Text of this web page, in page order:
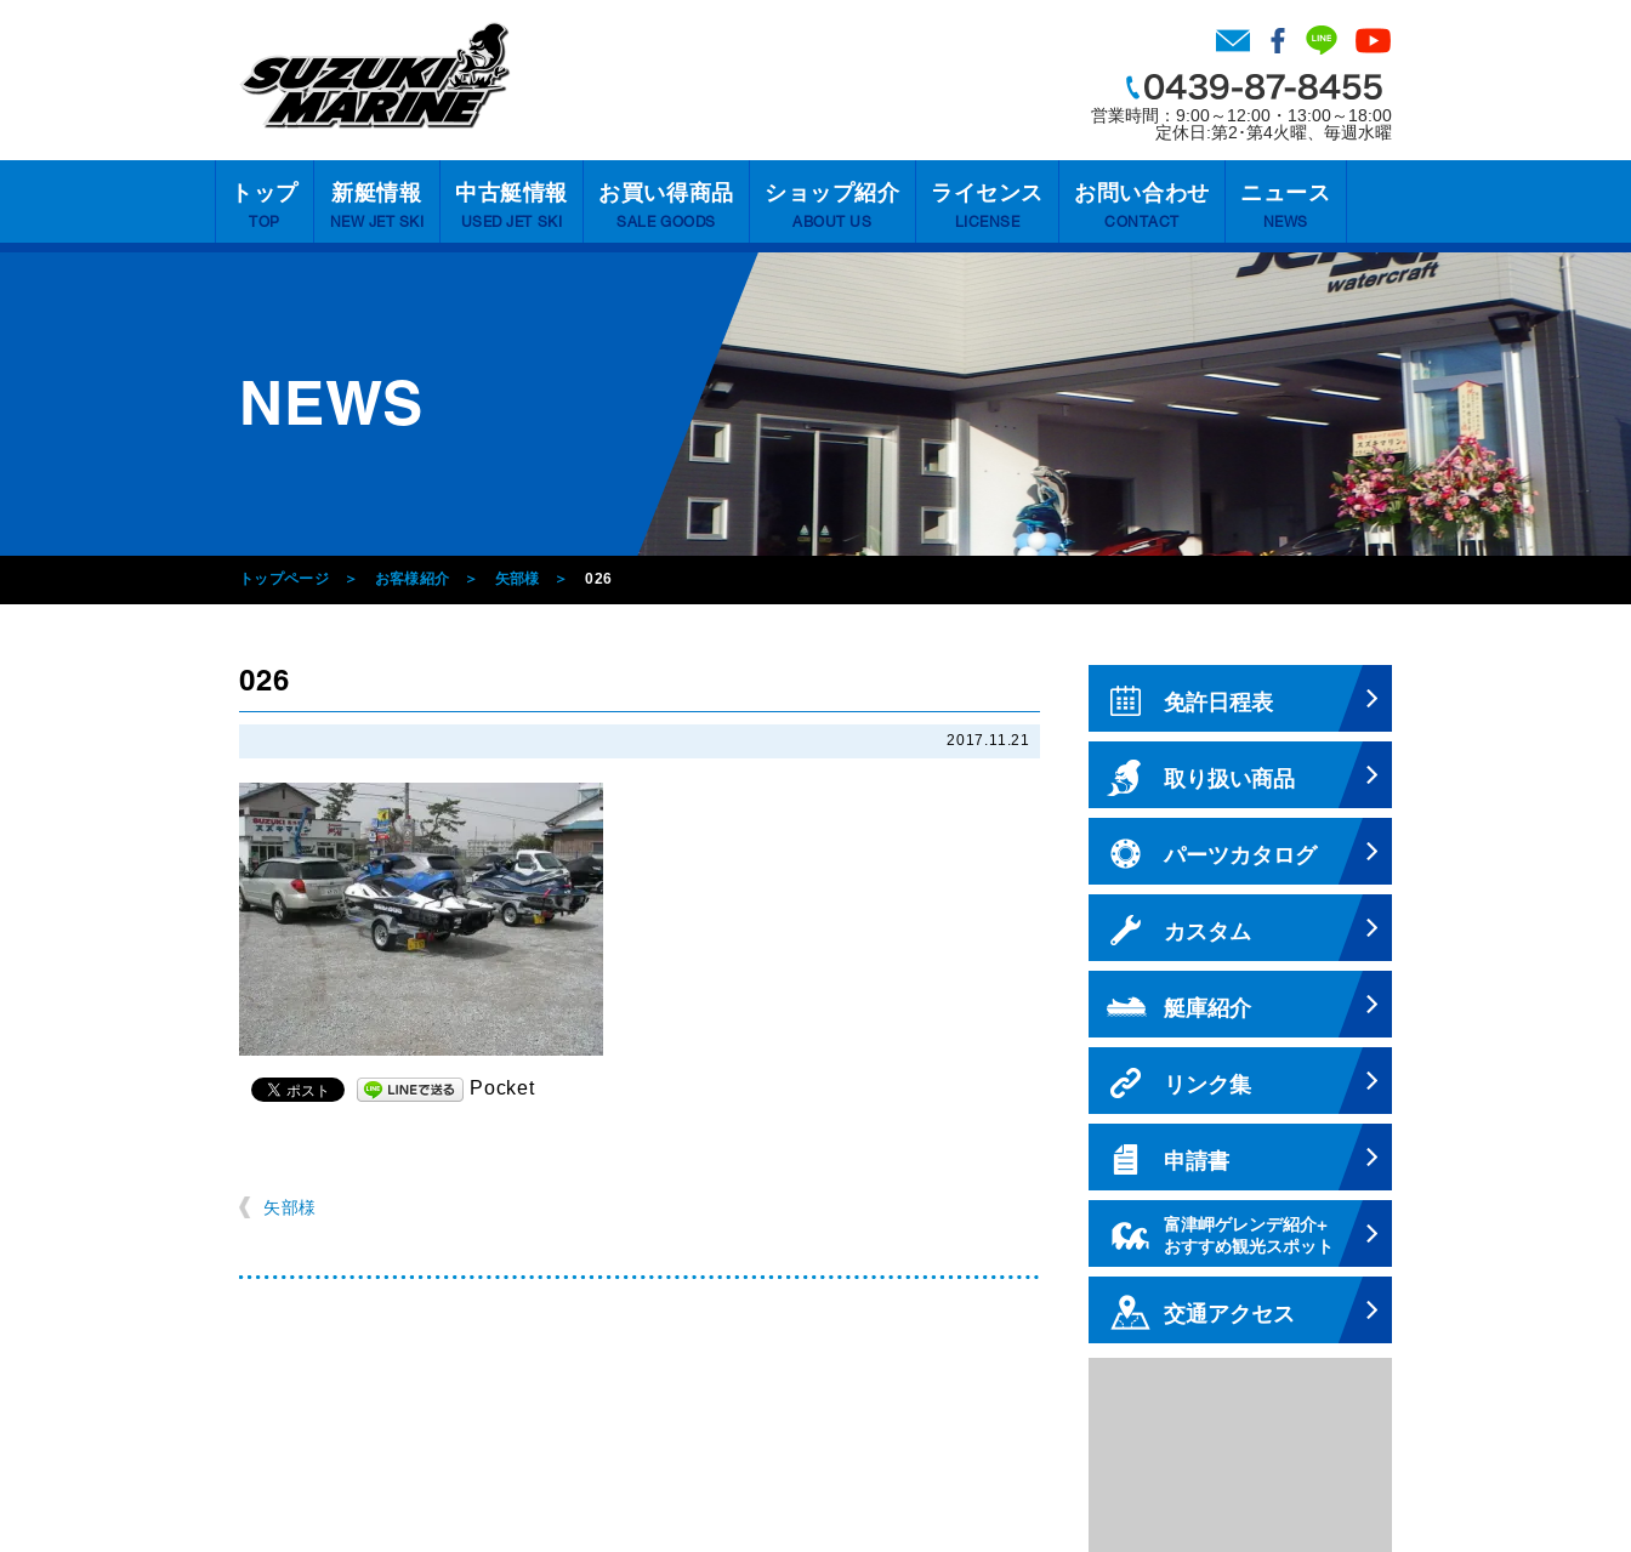
営業時間：9:00～12:00・13:00～18:00
定休日:第2･第4火曜、毎週水曜
トップ
TOP
新艇情報
NEW JET SKI
中古艇情報
USED JET SKI
お買い得商品
SALE GOODS
ショップ紹介
ABOUT US
ライセンス
LICENSE
お問い合わせ
CONTACT
ニュース
NEWS
NEWS
トップページ お客様紹介 矢部様 026
026
2017.11.21
Pocket
矢部様
免許日程表
取り扱い商品
パーツカタログ
カスタム
艇庫紹介
リンク集
申請書
富津岬ゲレンデ紹介+
おすすめ観光スポット
交通アクセス